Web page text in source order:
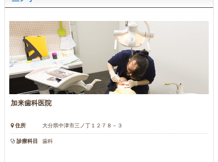
加来歯科医院
住所 大分県中津市三ノ丁１２７８－３
診療科目 歯科